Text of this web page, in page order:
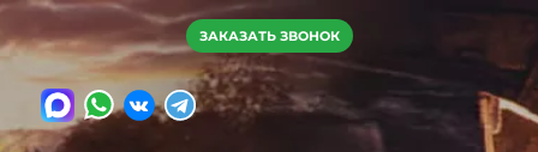
ЗАКАЗАТЬ ЗВОНОК